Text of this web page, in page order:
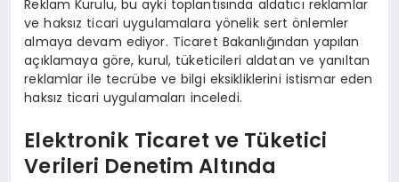
Reklam Kurulu, bu ayki toplantısında aldatıcı reklamlar
ve haksız ticari uygulamalara yönelik sert önlemler
almaya devam ediyor. Ticaret Bakanlığından yapılan
açıklamaya göre, kurul, tüketicileri aldatan ve yanıltan
reklamlar ile tecrübe ve bilgi eksikliklerini istismar eden
haksız ticari uygulamaları inceledi.
Elektronik Ticaret ve Tüketici
Verileri Denetim Altında